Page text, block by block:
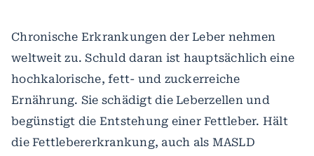
Chronische Erkrankungen der Leber nehmen
weltweit zu. Schuld daran ist hauptsächlich eine
hochkalorische, fett- und zuckerreiche
Ernährung. Sie schädigt die Leberzellen und
begünstigt die Entstehung einer Fettleber. Hält
die Fettlebererkrankung, auch als MASLD